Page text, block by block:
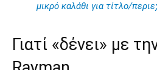
μικρό καλάθι για τίτλο/
Γιατί «δένει» με